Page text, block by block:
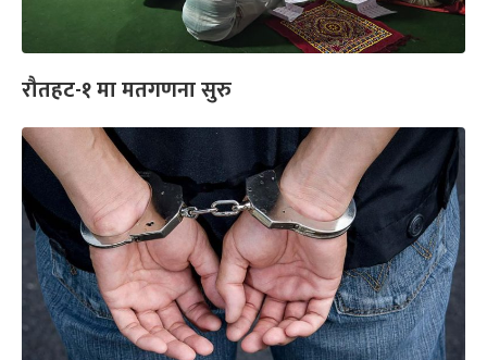
रौतहट-१ मा मतगणना सुरु